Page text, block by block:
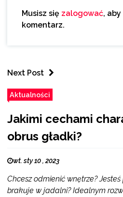
Musisz się zalogować,
komentarz.
Next Post
Aktualności
Jakimi cechami
obrus gładki?
wt. sty 10 , 2023
Chcesz odmienić wnętrze?
brakuje w jadalni? Idealnym